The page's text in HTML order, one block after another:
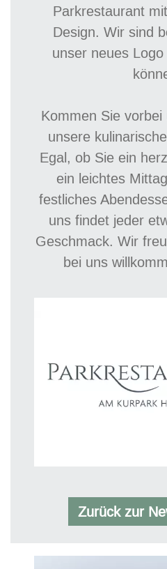
Parkrestaurant
Design. Wir sind
unser neues
Kommen Sie
unsere
Egal, ob Sie ein
ein leichtes
festliches
uns findet jeder
Geschmack. Wir
bei uns
Zurück zur